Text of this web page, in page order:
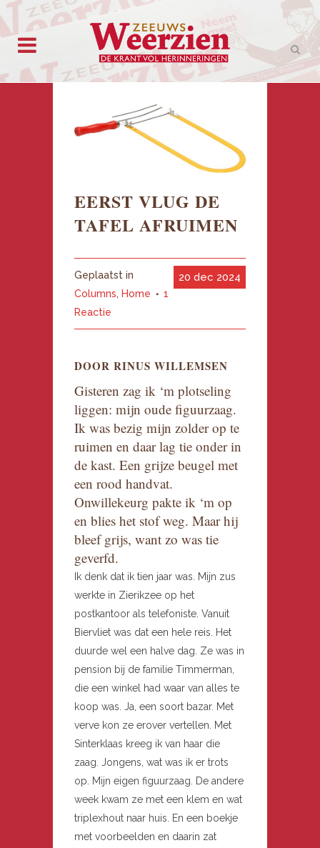
EERST VLUG DE
TAFEL AFRUIMEN
20 dec 2024
Geplaatst in
Columns, Home
1
Reactie
DOOR RINUS WILLEMSEN
Gisteren zag ik ‘m plotseling
liggen: mijn oude figuurzaag.
Ik was bezig mijn zolder op te
ruimen en daar lag tie onder in
de kast. Een grijze beugel met
een rood handvat.
Onwillekeurg pakte ik ‘m op
en blies het stof weg. Maar hij
bleef grijs, want zo was tie
geverfd.
Ik denk dat ik tien jaar was. Mijn zus
werkte in Zierikzee op het
postkantoor als telefoniste. Vanuit
Biervliet was dat een hele reis. Het
duurde wel een halve dag. Ze was in
pension bij de familie Timmerman,
die een winkel had waar van alles te
koop was. Ja, een soort bazar. Met
verve kon ze erover vertellen. Met
Sinterklaas kreeg ik van haar die
zaag. Jongens, wat was ik er trots
op. Mijn eigen figuurzaag. De andere
week kwam ze met een klem en wat
triplexhout naar huis. En een boekje
met voorbeelden en daarin zat